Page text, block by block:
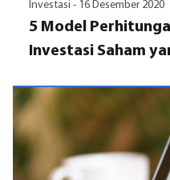
Investasi - 16 Desember 2020
5 Model
Investasi Saham